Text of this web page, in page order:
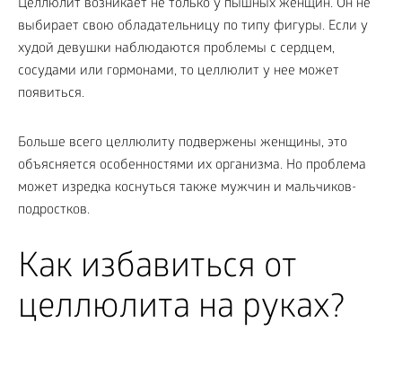
Целлюлит возникает не только у пышных женщин. Он не
выбирает свою обладательницу по типу фигуры. Если у
худой девушки наблюдаются проблемы с сердцем,
сосудами или гормонами, то целлюлит у нее может
появиться.
Больше всего целлюлиту подвержены женщины, это
объясняется особенностями их организма. Но проблема
может изредка коснуться также мужчин и мальчиков-
подростков.
Как избавиться от
целлюлита на руках?